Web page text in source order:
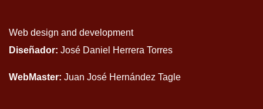
Web design and development
Diseñador: José Daniel Herrera Torres
WebMaster: Juan José Hernández Tagle